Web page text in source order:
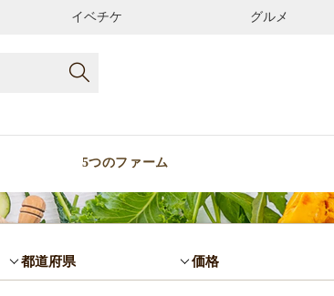
イベチケ グルメ
5つのファーム
都道府県 価格